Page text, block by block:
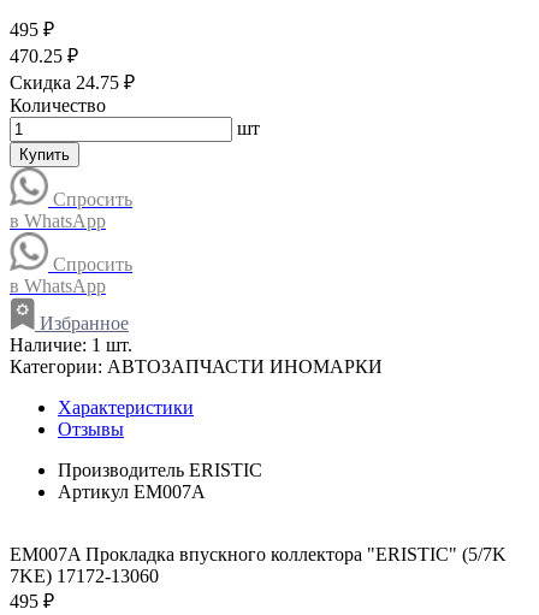
495 ₽
470.25 ₽
Скидка 24.75 ₽
Количество
шт
Купить
Спросить
в WhatsApp
Спросить
в WhatsApp
Избранное
Наличие: 1 шт.
Категории: АВТОЗАПЧАСТИ ИНОМАРКИ
Характеристики
Отзывы
Производитель ERISTIC
Артикул EM007A
EM007A Прокладка впускного коллектора "ERISTIC" (5/7K
7KE) 17172-13060
495 ₽